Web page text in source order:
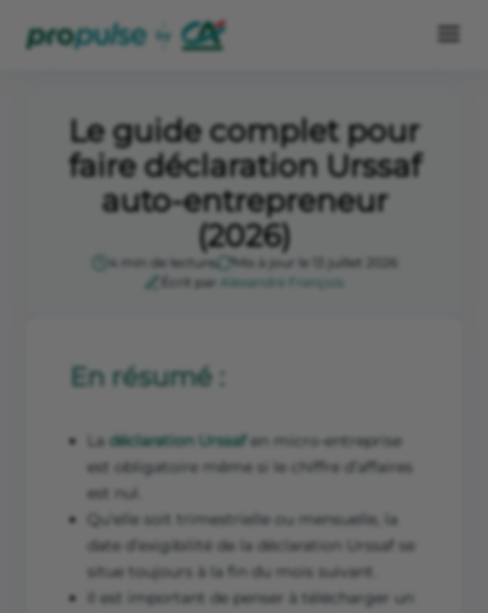
Le guide complet pour
faire déclaration Urssaf
auto-entrepreneur
(2026)
4 min de lecture
Mis à jour le 13 juillet 2026
Écrit par
Alexandre François
En résumé :
La déclaration Urssaf en micro-entreprise
est obligatoire même si le chiffre d’affaires
est nul.
Qu’elle soit trimestrielle ou mensuelle, la
date d’exigibilité de la déclaration Urssaf se
situe toujours à la fin du mois suivant.
Il est important de penser à télécharger un